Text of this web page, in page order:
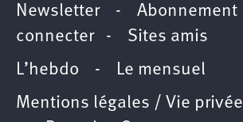
Newsletter- Abonnement
connecter- Sites amis
L’hebdo - Le mensuel
Mentions légales / Vie privée